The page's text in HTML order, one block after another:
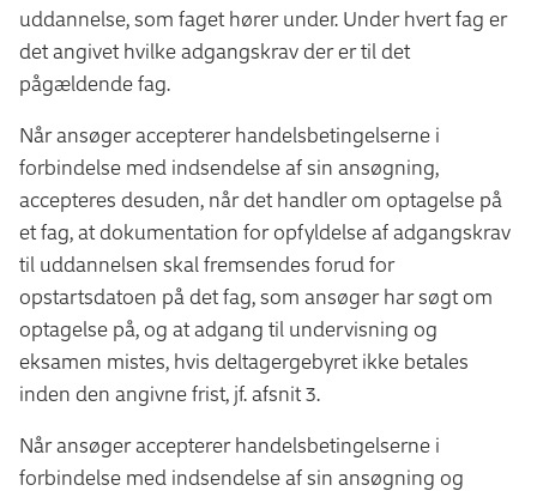
uddannelse, som faget hører under. Under hvert fag er
det angivet hvilke adgangskrav der er til det
pågældende fag.
Når ansøger accepterer handelsbetingelserne i
forbindelse med indsendelse af sin ansøgning,
accepteres desuden, når det handler om optagelse på
et fag, at dokumentation for opfyldelse af adgangskrav
til uddannelsen skal fremsendes forud for
opstartsdatoen på det fag, som ansøger har søgt om
optagelse på, og at adgang til undervisning og
eksamen mistes, hvis deltagergebyret ikke betales
inden den angivne frist, jf. afsnit 3.
Når ansøger accepterer handelsbetingelserne i
forbindelse med indsendelse af sin ansøgning og